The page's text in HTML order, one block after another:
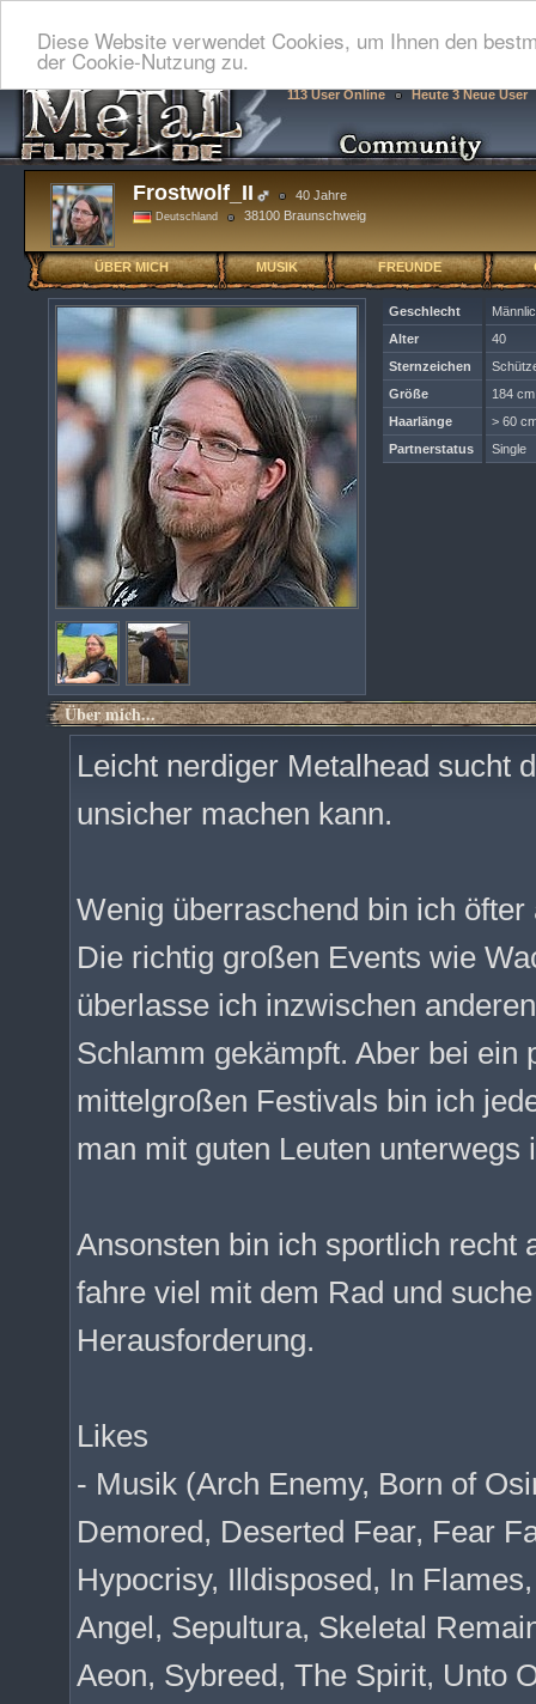
Diese Website verwendet Cookies, um Ihnen den
der Cookie-Nutzung zu.
113 User Online Heute 3 Neue User
Frostwolf_II 40 Jahre
Deutschland 38100 Braunschweig
ÜBER MICH MUSIK FREUNDE
Geschlecht
Alter
40
Sternzeichen
Größe
184 cm
Haarlänge
> 60
Partnerstatus
Single
Über mich...
Leicht nerdiger Metalhead sucht
unsicher machen kann.
Wenig überraschend bin ich
Die richtig großen Events wie
überlasse ich inzwischen
Schlamm gekämpft. Aber bei ein
mittelgroßen Festivals bin ich
man mit guten Leuten unterwegs
Ansonsten bin ich sportlich recht
fahre viel mit dem Rad und
Herausforderung.
Likes
- Musik (Arch Enemy, Born of
Demored, Deserted Fear, Fear
Hypocrisy, Illdisposed, In
Angel, Sepultura, Skeletal
Aeon, Sybreed, The Spirit, Unto